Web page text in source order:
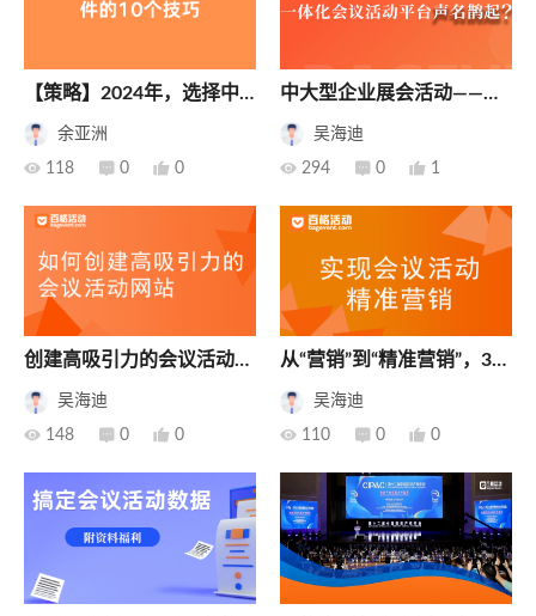
【策略】2024年，选择中
大型现场会议活动软件的10
个技巧
余亚洲
 118  0  0
中大型企业展会活动——提
高门票线上销售额的九种策
略
吴海迪
 294  0  1
创建高吸引力的会议活动网
站：展现最佳实践要点+技
巧分析
吴海迪
 148  0  0
从“营销”到“精准营销”，3个
层次分析数据如何助力会议
活动精准营销
吴海迪
 110  0  0